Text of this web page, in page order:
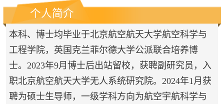
个人简介
本科、博士均毕业于北京航空航天大学航空科学与
工程学院，英国克兰菲尔德大学公派联合培养博
士。2023年9月博士后出站留校，获聘副研究员，入
职北京航空航天大学无人系统研究院。2024年1月获
聘为硕士生导师，一级学科方向为航空宇航科学与